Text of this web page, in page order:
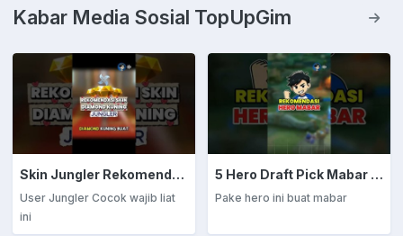
sesuai dengan tim dan gaya
bermain kamu. Temukan
di setiap pertandingan!
dengan mesin gol andalan dan
raih kemenangan maksimal.
Kabar Media Sosial TopUpGim
Skin Jungler Rekomendasi Diamond Kuning
User Jungler Cocok wajib liat
ini
5 Hero Draft Pick Mabar Auto Win
Pake hero ini buat mabar